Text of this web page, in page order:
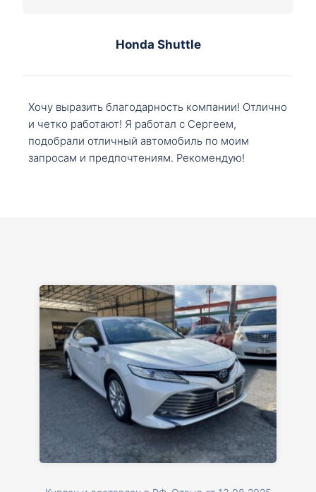
Honda Shuttle
Хочу выразить благодарность компании! Отлично
и четко работают! Я работал с Сергеем,
подобрали отличный автомобиль по моим
запросам и предпочтениям. Рекомендую!